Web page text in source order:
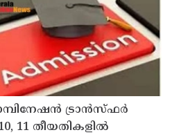
ട്രാൻസ്ഫർ
തീയതികളിൽ